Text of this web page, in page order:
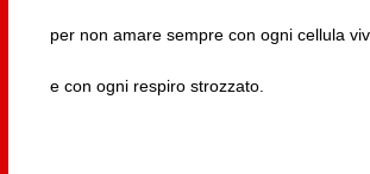
per non amare sempre con ogni cellula
e con ogni respiro strozzato.